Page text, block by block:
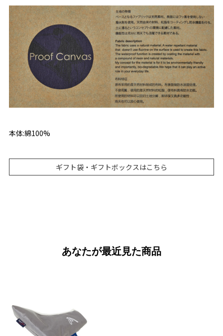
本体:綿100%
ギフト袋・ギフトボックスはこちら
あなたが最近見た商品